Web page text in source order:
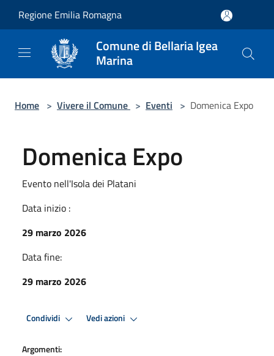
Regione Emilia Romagna
Comune di Bellaria Igea
Marina
Home > Vivere il Comune > Eventi > Domenica Expo
Domenica Expo
Evento nell'Isola dei Platani
Data inizio :
29 marzo 2026
Data fine:
29 marzo 2026
Condividi Vedi azioni
Argomenti: